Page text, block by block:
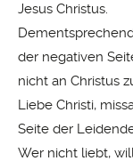
Jesus Christus.
der negativen
nicht an Christus
Liebe Christi,
Seite der
Wer nicht liebt,